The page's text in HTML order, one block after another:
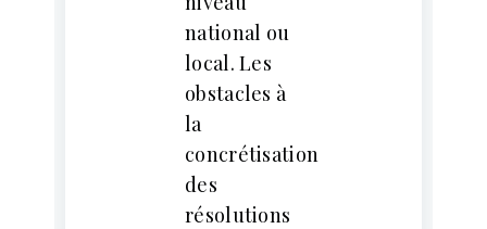
national ou
local. Les
obstacles à
la
concrétisation
des
résolutions